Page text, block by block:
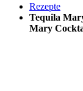
Rezepte
Tequila
Mary